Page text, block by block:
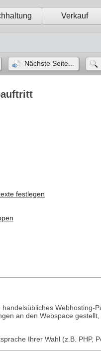
Verkauf
Nächste Seite...
festlegen
Webhosting-
an den Webspace
Ihrer Wahl (z.B. PHP,